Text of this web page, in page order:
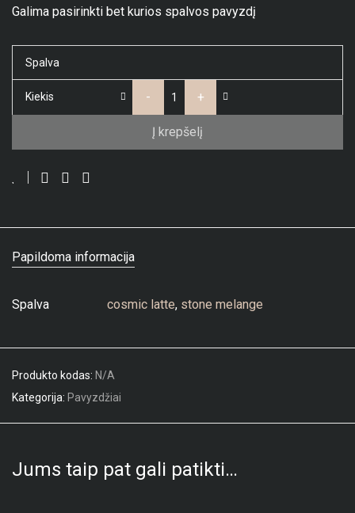
Galima pasirinkti bet kurios spalvos pavyzdį
Spalva
Kiekis - +
Į krepšelį
Papildoma informacija
Spalva cosmic latte, stone melange
Produkto kodas: N/A
Kategorija: Pavyzdžiai
Jums taip pat gali patikti…